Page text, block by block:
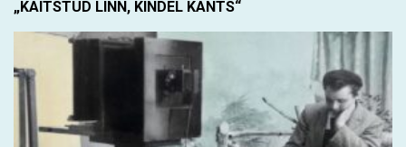
„KAITSTUD LINN, KINDEL KANTS“